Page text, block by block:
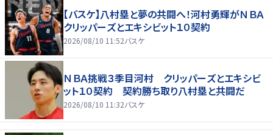
【バスケ】八村塁と夢の共闘へ！河村勇輝がＮＢＡ
クリッパーズとエキシビット１０契約
2026/08/10 11:52バスケ
ＮＢＡ挑戦３季目河村 クリッパーズとエキシビ
ット１０契約 契約勝ち取り八村塁と共闘だ
2026/08/10 11:32バスケ